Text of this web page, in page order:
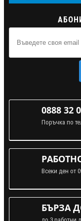
0888 32
Поръчка по
Всеки ден от
БЪРЗА